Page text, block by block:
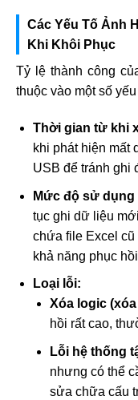
Các Yếu Tố Ảnh
Khi Khôi Phục
Tỷ lệ thành công
thuộc vào một số
Thời gian từ khi
khi phát hiện mất
USB để tránh ghi
Mức độ sử dụng
tục ghi dữ liệu
chứa file Excel cũ
khả năng phục
Loại lỗi:
Xóa logic
hồi rất cao,
Lỗi hệ thống
nhưng có thể
sửa chữa cấu